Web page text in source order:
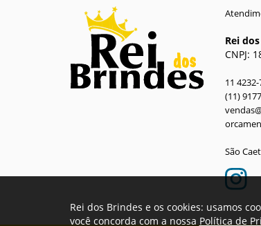
Rei
CNPJ:
11
(11)
São
Rei dos Brindes e os cookies: usamos
você concorda com a nossa Política de